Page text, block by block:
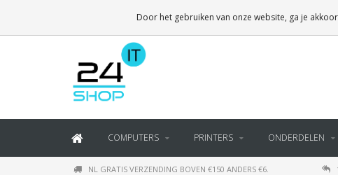
COMPUTERS PRINTERS ONDERDELEN
NL GRATIS VERZENDING BOVEN €150 ANDERS €6.
Door het gebruiken van onze website, ga je